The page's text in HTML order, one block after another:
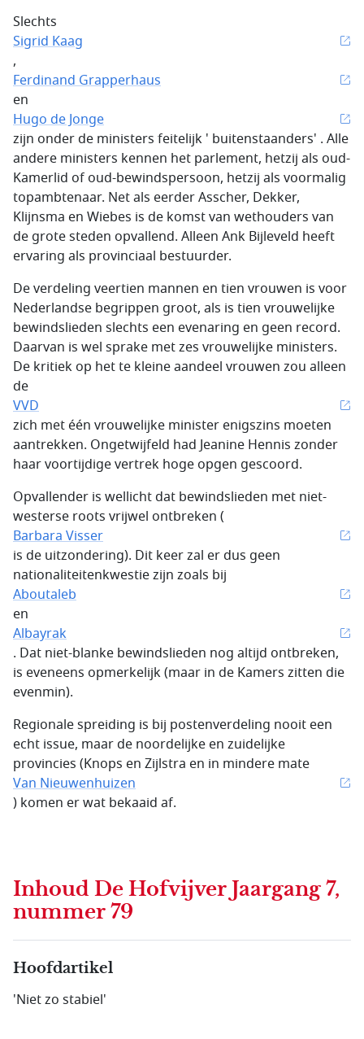
Slechts
Sigrid Kaag
,
Ferdinand Grapperhaus
en
Hugo de Jonge
zijn onder de ministers feitelijk ' buitenstaanders' . Alle
andere ministers kennen het parlement, hetzij als oud-
Kamerlid of oud-bewindspersoon, hetzij als voormalig
topambtenaar. Net als eerder Asscher, Dekker,
Klijnsma en Wiebes is de komst van wethouders van
de grote steden opvallend. Alleen Ank Bijleveld heeft
ervaring als provinciaal bestuurder.
De verdeling veertien mannen en tien vrouwen is voor
Nederlandse begrippen groot, als is tien vrouwelijke
bewindslieden slechts een evenaring en geen record.
Daarvan is wel sprake met zes vrouwelijke ministers.
De kritiek op het te kleine aandeel vrouwen zou alleen
de
VVD
zich met één vrouwelijke minister enigszins moeten
aantrekken. Ongetwijfeld had Jeanine Hennis zonder
haar voortijdige vertrek hoge opgen gescoord.
Opvallender is wellicht dat bewindslieden met niet-
westerse roots vrijwel ontbreken (
Barbara Visser
is de uitzondering). Dit keer zal er dus geen
nationaliteitenkwestie zijn zoals bij
Aboutaleb
en
Albayrak
. Dat niet-blanke bewindslieden nog altijd ontbreken,
is eveneens opmerkelijk (maar in de Kamers zitten die
evenmin).
Regionale spreiding is bij postenverdeling nooit een
echt issue, maar de noordelijke en zuidelijke
provincies (Knops en Zijlstra en in mindere mate
Van Nieuwenhuizen
) komen er wat bekaaid af.
Inhoud De Hofvijver Jaargang 7,
nummer 79
Hoofdartikel
'Niet zo stabiel'